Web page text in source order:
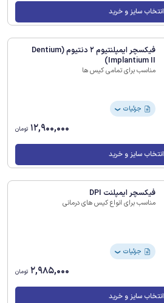
انتخاب سایز و خرید
فیکسچر ایمپلنتیوم 2 دنتیوم (Dentium
Implantium II)
مناسب برای تمامی کیس ها
جزئیات ❯
12,900,000 تومان
انتخاب سایز و خرید
فیکسچر ایمپلنت DPI
مناسب برای انواع کیس های درمانی
جزئیات ❯
2,985,000 تومان
انتخاب سایز و خرید